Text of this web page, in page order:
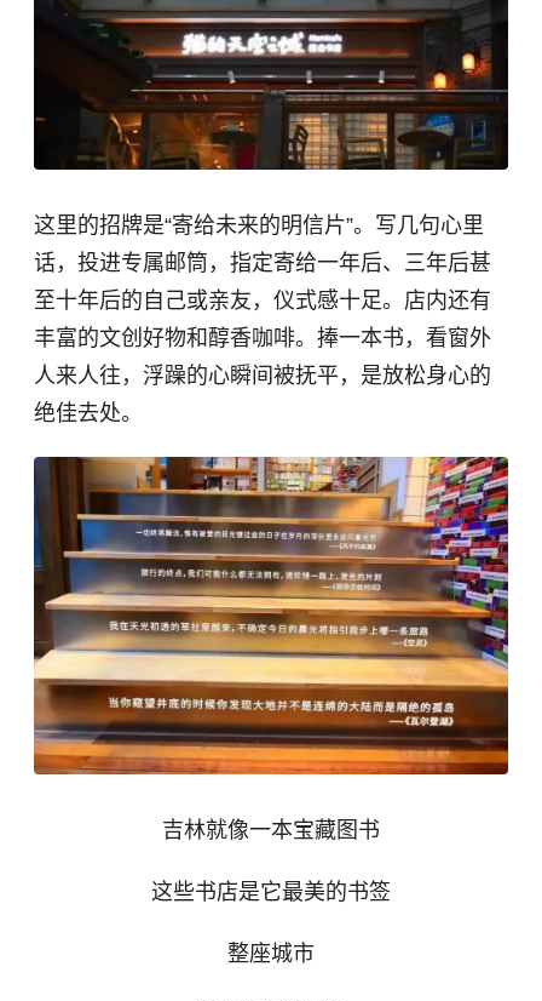
这里的招牌是“寄给未来的明信片”。写几句心里
话，投进专属邮筒，指定寄给一年后、三年后甚
至十年后的自己或亲友，仪式感十足。店内还有
丰富的文创好物和醇香咖啡。捧一本书，看窗外
人来人往，浮躁的心瞬间被抚平，是放松身心的
绝佳去处。
吉林就像一本宝藏图书
这些书店是它最美的书签
整座城市